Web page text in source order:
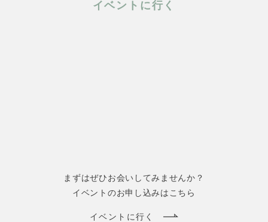
イベントに行く
まずはぜひお会いしてみませんか？
イベントのお申し込みはこちら
イベントに行く